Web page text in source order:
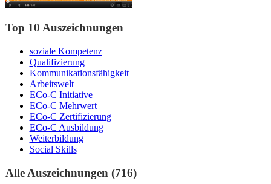
Top 10 Auszeichnungen
soziale Kompetenz
Qualifizierung
Kommunikationsfähigkeit
Arbeitswelt
ECo-C Initiative
ECo-C Mehrwert
ECo-C Zertifizierung
ECo-C Ausbildung
Weiterbildung
Social Skills
Alle Auszeichnungen (716)